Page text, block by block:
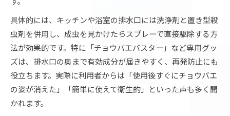
具体的には、キッチンや浴室の排水口には洗浄剤と置き型殺
虫剤を併用し、成虫を見かけたらスプレーで直接駆除する方
法が効果的です。特に「チョウバエバスター」など専用グッ
ズは、排水口の奥まで有効成分が届きやすく、再発防止にも
役立ちます。実際に利用者からは「使用後すぐにチョウバエ
の姿が消えた」「簡単に使えて衛生的」といった声も多く聞
かれます。